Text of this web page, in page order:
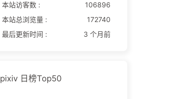
本站访客数 :
106896
本站总浏览量 :
172740
最后更新时间 :
3 个月前
pixiv 日榜Top50